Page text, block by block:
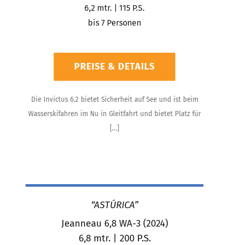
6,2 mtr. | 115 P.S.
bis 7 Personen
PREISE & DETAILS
Die Invictus 6.2 bietet Sicherheit auf See und ist beim
Wasserskifahren im Nu in Gleitfahrt und bietet Platz für
[…]
“ASTÚRICA”
Jeanneau 6,8 WA-3 (2024)
6,8 mtr. | 200 P.S.